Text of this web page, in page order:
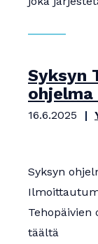
Syksyn
16.6.2025
Syksyn
täältä